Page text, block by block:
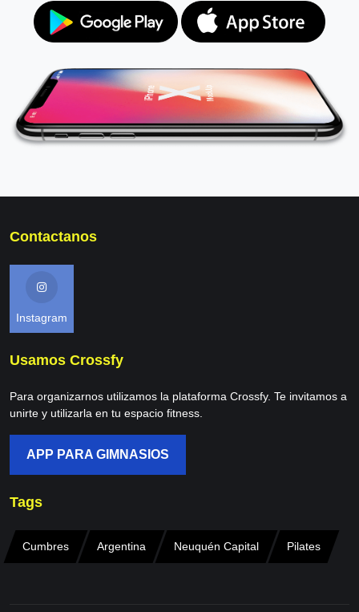
Contactanos
Instagram
Usamos Crossfy
Para organizarnos utilizamos la plataforma Crossfy. Te invitamos a
unirte y utilizarla en tu espacio fitness.
APP PARA GIMNASIOS
Tags
Cumbres Argentina Neuquén Capital Pilates